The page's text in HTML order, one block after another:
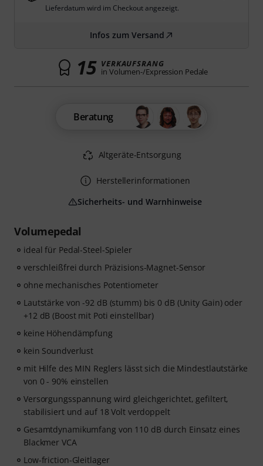
Volumepedal
ideal für Pedal-Steel-Spieler
verschleißfrei durch Präzisions-Magnet-Sensor
ohne mechanisches Potentiometer
Lautstärke von -92 dB (stumm) bis 0 dB (Unity Gain) oder
+12 dB (Boost mit Poti einstellbar)
keine Höhendämpfung
kein Soundverlust
mit Hilfe des MIN Reglers lässt sich die Mindestlautstärke
von 0 - 90% einstellen
Versorgungsspannung wird gleichgerichtet, gefiltert,
stabilisiert und auf 18 Volt verdoppelt
Gesamtdynamikumfang von 110 dB durch Einsatz eines
Blackmer VCA
Low-friction-Gleitlager
Lieferdatum wird im Checkout angezeigt.
Infos zum Versand
15 VERKAUFSRANG
in Volumen-/Expression Pedale
Beratung
Altgeräte-Entsorgung
Herstellerinformationen
Sicherheits- und Warnhinweise